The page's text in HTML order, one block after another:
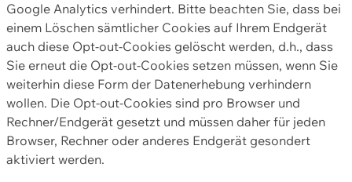
Google Analytics verhindert. Bitte beachten Sie, dass bei
einem Löschen sämtlicher Cookies auf Ihrem Endgerät
auch diese Opt-out-Cookies gelöscht werden, d.h., dass
Sie erneut die Opt-out-Cookies setzen müssen, wenn Sie
weiterhin diese Form der Datenerhebung verhindern
wollen. Die Opt-out-Cookies sind pro Browser und
Rechner/Endgerät gesetzt und müssen daher für jeden
Browser, Rechner oder anderes Endgerät gesondert
aktiviert werden.